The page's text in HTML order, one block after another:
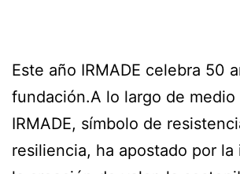
Este año IRMADE celebra 50
fundación.A lo largo de medio
IRMADE, símbolo de
resiliencia, ha apostado por la